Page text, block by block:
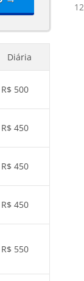
Diária
R$ 500
R$ 450
R$ 450
R$ 450
R$ 550